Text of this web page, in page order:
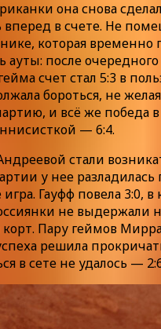
она снова
вперед в счете. Не
которая временно
ауты: после
счет стал 5:3 в
бороться, не
и всё же победа в
— 6:4.
стали
у нее разладилась
Гауфф повела 3:0, в
не выдержали
корт. Пару геймов
решила
в сете не удалось —